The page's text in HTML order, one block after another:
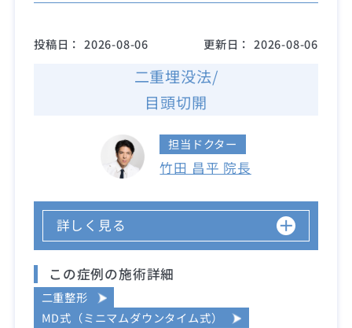
投稿日： 2026-08-06 更新日： 2026-08-06
二重埋没法/
目頭切開
担当ドクター
竹田 昌平 院長
詳しく見る
この症例の施術詳細
二重整形
MD式（ミニマムダウンタイム式）